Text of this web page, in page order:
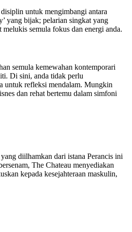
untuk mengimbangi antara
yang bijak; pelarian singkat yang
semula fokus dan energi anda.
semula kemewahan kontemporari
Di sini, anda tidak perlu
untuk refleksi mendalam. Mungkin
dan rehat bertemu dalam simfoni
diilhamkan dari istana Perancis ini
The Chateau menyediakan
kepada kesejahteraan maskulin,